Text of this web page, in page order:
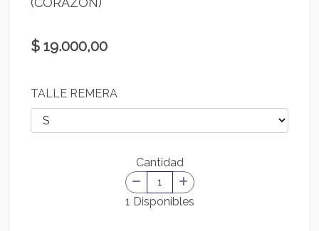
$ 19.000,00
TALLE REMERA
Cantidad
1 Disponibles